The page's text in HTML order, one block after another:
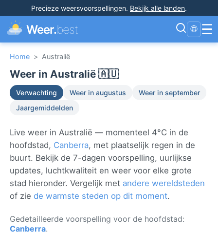
Precieze weersvoorspellingen. Bekijk alle landen.
Weer.best 🌐 ☰
Home > Australië
Weer in Australië 🇦🇺
Verwachting Weer in augustus
Weer in september
Jaargemiddelden
Live weer in Australië — momenteel 4°C in de
hoofdstad, Canberra, met plaatselijk regen in de
buurt. Bekijk de 7-dagen voorspelling, uurlijkse
updates, luchtkwaliteit en weer voor elke grote
stad hieronder. Vergelijk met andere wereldsteden
of zie de warmste steden op dit moment.
Gedetailleerde voorspelling voor de hoofdstad:
Canberra.